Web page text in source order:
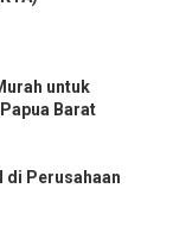
untuk
Barat
di Perusahaan